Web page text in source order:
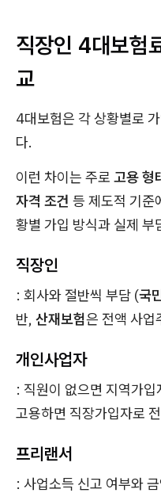
직장인 4대보험
교
4대보험은 각 상황별로
다.
이런 차이는 주로 고용 형
자격 조건 등 제도적 기준
황별 가입 방식과 실제 부
직장인
: 회사와 절반씩 부담 (국
반, 산재보험은 전액 사업
개인사업자
: 직원이 없으면 지역가
고용하면 직장가입자로
프리랜서
: 사업소득 신고 여부와